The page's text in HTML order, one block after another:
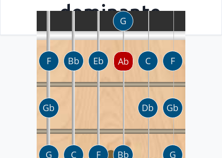
dominante